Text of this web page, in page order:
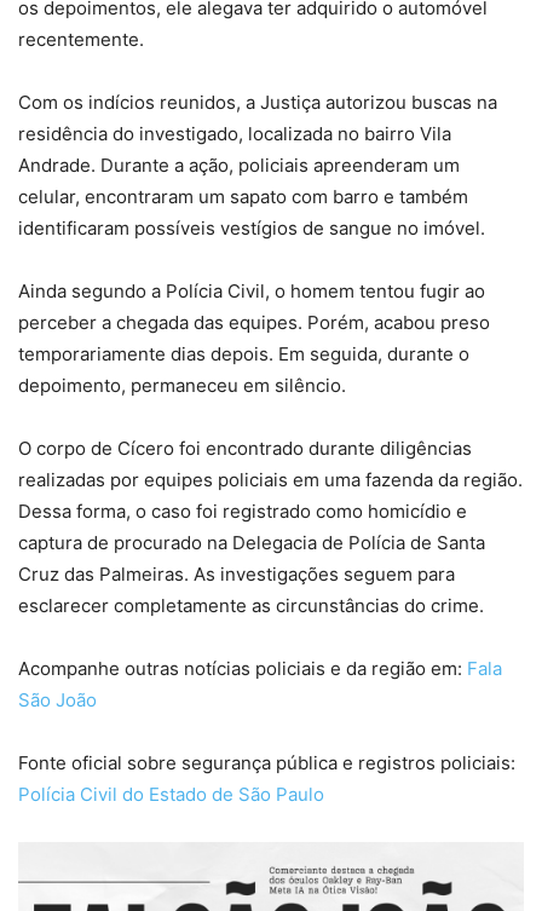
os depoimentos, ele alegava ter adquirido o automóvel
recentemente.
Com os indícios reunidos, a Justiça autorizou buscas na
residência do investigado, localizada no bairro Vila
Andrade. Durante a ação, policiais apreenderam um
celular, encontraram um sapato com barro e também
identificaram possíveis vestígios de sangue no imóvel.
Ainda segundo a Polícia Civil, o homem tentou fugir ao
perceber a chegada das equipes. Porém, acabou preso
temporariamente dias depois. Em seguida, durante o
depoimento, permaneceu em silêncio.
O corpo de Cícero foi encontrado durante diligências
realizadas por equipes policiais em uma fazenda da região.
Dessa forma, o caso foi registrado como homicídio e
captura de procurado na Delegacia de Polícia de Santa
Cruz das Palmeiras. As investigações seguem para
esclarecer completamente as circunstâncias do crime.
Acompanhe outras notícias policiais e da região em: Fala
São João
Fonte oficial sobre segurança pública e registros policiais:
Polícia Civil do Estado de São Paulo